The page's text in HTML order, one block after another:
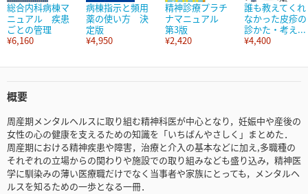
総合内科病棟マ
ニュアル 疾患
ごとの管理
¥6,160
病棟指示と頻用
薬の使い方 決
定版
¥4,950
精神診療プラチ
ナマニュアル
第3版
¥2,420
誰も教えてくれ
なかった皮疹の
診かた・考え...
¥4,400
概要
周産期メンタルヘルスに取り組む精神科医が中心となり，妊娠中や産後の
女性の心の健康を支えるための知識を「いちばんやさしく」まとめた．
周産期における精神疾患や障害，治療と介入の基本などに加え,多職種の
それぞれの立場からの関わりや施設での取り組みなども盛り込み，精神医
学に馴染みの薄い医療職だけでなく当事者や家族にとっても，メンタルヘ
ルスを知るための一歩となる一冊．